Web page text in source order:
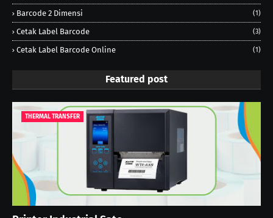
Barcode 2 Dimensi (1)
Cetak Label Barcode (3)
Cetak Label Barcode Online (1)
Featured post
THERMAL TRANSFER